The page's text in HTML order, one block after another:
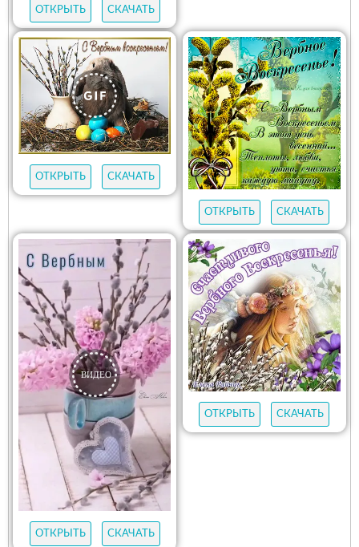
ОТКРЫТЬ СКАЧАТЬ
ОТКРЫТЬ СКАЧАТЬ
ОТКРЫТЬ СКАЧАТЬ
ОТКРЫТЬ СКАЧАТЬ
ОТКРЫТЬ СКАЧАТЬ